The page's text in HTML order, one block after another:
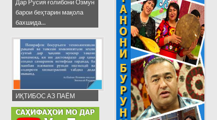
Дар Русия ғолибони Озмун
барои беҳтарин мақола
бахшида...
ИҚТИБОС АЗ ПАЁМ